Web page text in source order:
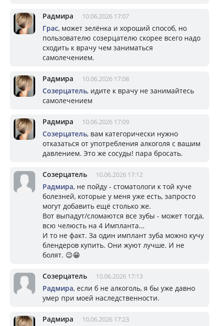
Радмира 10.06.2026 17:07
Грас, может зелёнка и хороший способ, но
пользователю созерцателю скорее всего надо
сходить к врачу чем заниматься
самолечением.
Радмира 10.06.2026 17:08
Созерцатель, идите к врачу не занимайтесь
самолечением
Радмира 10.06.2026 17:09
Созерцатель, вам категорически нужно
отказаться от употребления алкоголя с вашим
давлением. Это же сосуды! пара бросать.
Созерцатель 10.06.2026 17:12
Радмира, не пойду - стоматологи к той куче
болезней, которые у меня уже есть, запросто
могут добавить ещё столько же.
Вот выпадут/сломаются все зубы - может тогда,
всю челюсть на 4 Импланта...
И то не факт. За один имплант зуба можно кучу
блендеров купить. Они жуют лучше. И не
болят. 😉😁
Созерцатель 10.06.2026 17:13
Радмира, если б не алкоголь, я бы уже давно
умер при моей наследственности.
Радмира 10.06.2026 17:23